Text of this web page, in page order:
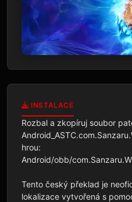
INSTALACE
Rozbal a zkopíruj soubor
hrou:
Android/obb/
Tento český překlad je
lokalizace vytvořená s